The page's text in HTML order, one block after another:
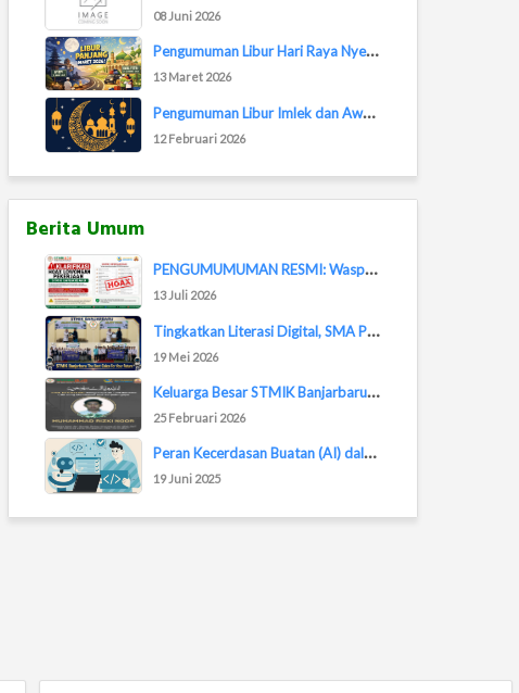
08 Juni 2026
P
engumuman Libur Hari Raya Nyepi dan Idul Fit...
13 Maret 2026
P
engumuman Libur Imlek dan Awal Ramadan 2026
12 Februari 2026
Berita Umum
P
ENGUMUMUMAN RESMI: Waspada Penipuan Lowongan...
13 Juli 2026
T
ingkatkan Literasi Digital, SMA Plus Citra M...
19 Mei 2026
K
eluarga Besar STMIK Banjarbaru Kehilangan Sa...
25 Februari 2026
P
eran Kecerdasan Buatan (AI) dalam Dunia Pemr...
19 Juni 2025